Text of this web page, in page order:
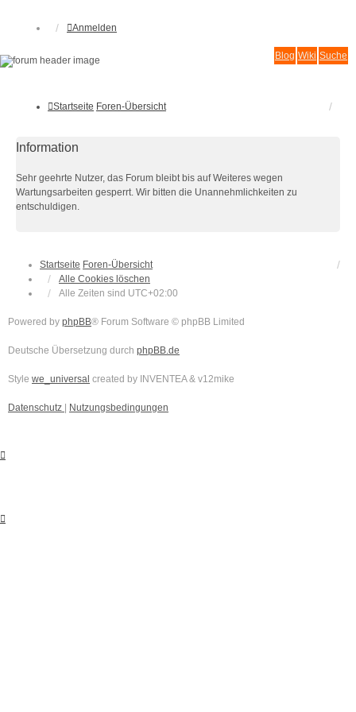
Anmelden
Blog Wiki Suche
Startseite Foren-Übersicht
Information
Sehr geehrte Nutzer, das Forum bleibt bis auf Weiteres wegen
Wartungsarbeiten gesperrt. Wir bitten die Unannehmlichkeiten zu
entschuldigen.
Startseite Foren-Übersicht
Alle Cookies löschen
Alle Zeiten sind UTC+02:00
Powered by phpBB® Forum Software © phpBB Limited
Deutsche Übersetzung durch phpBB.de
Style we_universal created by INVENTEA & v12mike
Datenschutz Nutzungsbedingungen